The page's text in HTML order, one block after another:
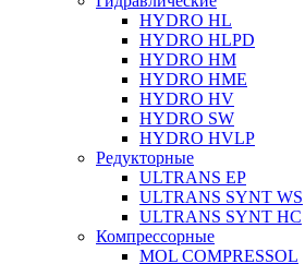
HYDRO HL
HYDRO HLPD
HYDRO HM
HYDRO HME
HYDRO HV
HYDRO SW
HYDRO HVLP
Редукторные
ULTRANS EP
ULTRANS SYNT WS
ULTRANS SYNT HC
Компрессорные
MOL COMPRESSOL